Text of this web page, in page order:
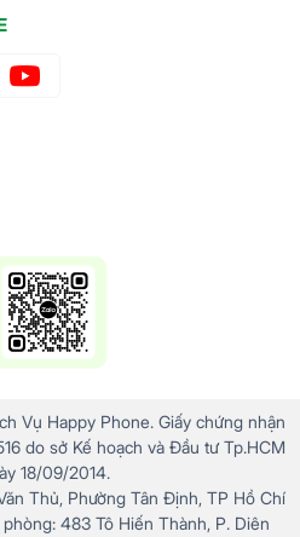
Vụ Happy Phone. Giấy chứng nhận
do sở Kế hoạch và Đầu tư Tp.HCM
18/09/2014.
Thủ, Phường Tân Định, TP Hồ Chí
483 Tô Hiến Thành, P. Diên